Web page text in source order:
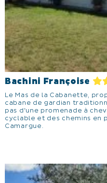
Bachini Françoise
Le Mas de la Cabanette,
cabane de gardian
pas d'une promenade à
cyclable et des chemins en
Camargue.